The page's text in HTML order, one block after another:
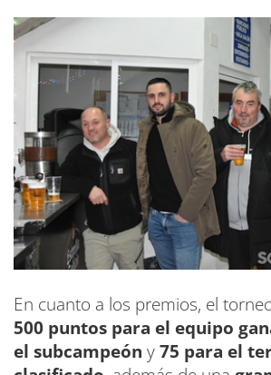
En cuanto a los premios, el
500 puntos para el equipo
el subcampeón y75 para el